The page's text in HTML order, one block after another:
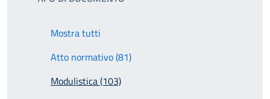
Mostra tutti
Atto normativo (81)
Modulistica (103)